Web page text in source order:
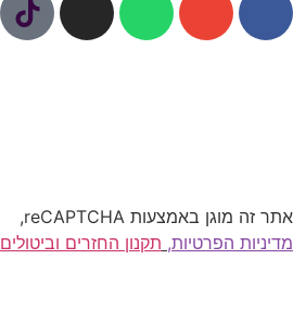
אתר זה מוגן באמצעות reCAPTCHA,
מדיניות הפרטיות, תקנון החזרים וביטולים